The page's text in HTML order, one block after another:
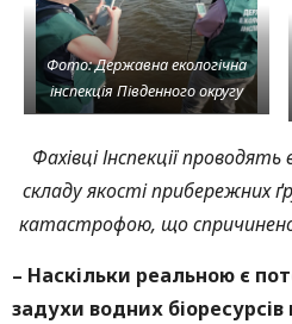
Фото: Державна екологічна
інспекція Південного округу
Фахівці Інспекції
складу якості прибережних
катастрофою, що спричинено
– Наскільки реальною є
задухи водних